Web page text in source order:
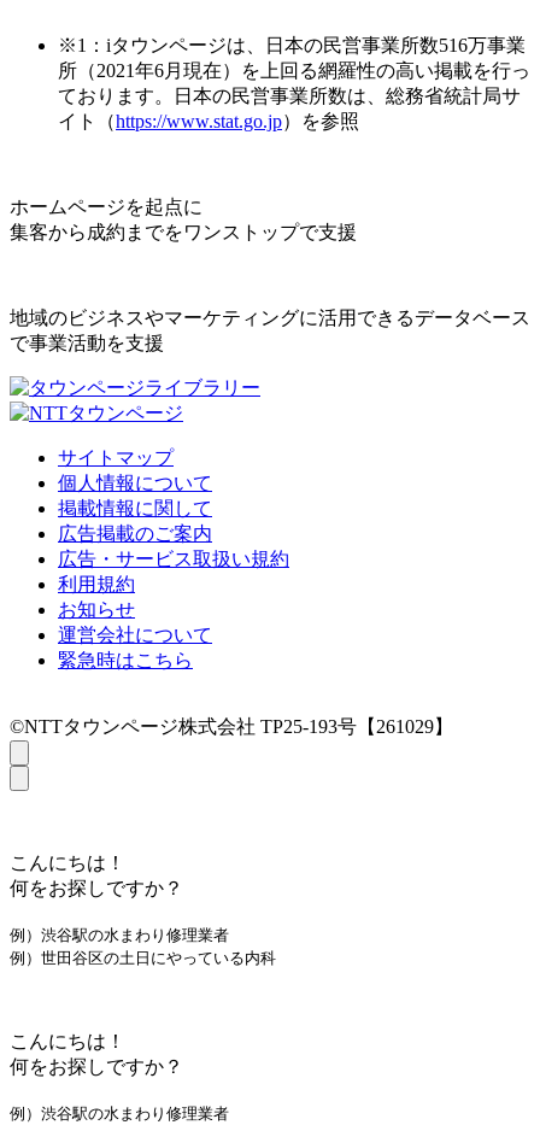
※1：iタウンページは、日本の民営事業所数516万事業
所（2021年6月現在）を上回る網羅性の高い掲載を行っ
ております。日本の民営事業所数は、総務省統計局サ
イト（https://www.stat.go.jp）を参照
ホームページを起点に
集客から成約までをワンストップで支援
地域のビジネスやマーケティングに活用できるデータベース
で事業活動を支援
サイトマップ
個人情報について
掲載情報に関して
広告掲載のご案内
広告・サービス取扱い規約
利用規約
お知らせ
運営会社について
緊急時はこちら
©NTTタウンページ株式会社 TP25-193号【261029】
こんにちは！
何をお探しですか？
例）渋谷駅の水まわり修理業者
例）世田谷区の土日にやっている内科
こんにちは！
何をお探しですか？
例）渋谷駅の水まわり修理業者